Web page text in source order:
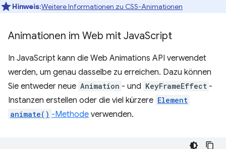
Hinweis:Weitere Informationen zu CSS-Animationen
Animationen im Web mit JavaScript
In JavaScript kann die Web Animations API verwendet
werden, um genau dasselbe zu erreichen. Dazu können
Sie entweder neue Animation - und KeyFrameEffect -
Instanzen erstellen oder die viel kürzere Element
animate() -Methode verwenden.